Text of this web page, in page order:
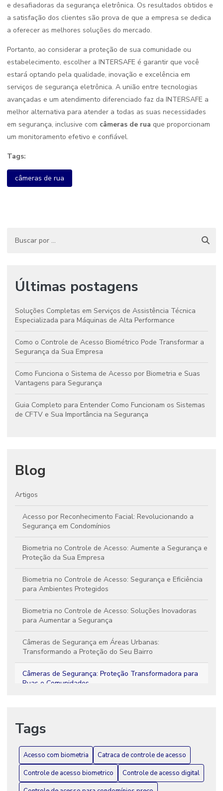
e desafiadoras da segurança eletrônica. Os resultados obtidos e
a satisfação dos clientes são prova de que a empresa se dedica
a oferecer as melhores soluções do mercado.
Portanto, ao considerar a proteção de sua comunidade ou
estabelecimento, escolher a INTERSAFE é garantir que você
estará optando pela qualidade, inovação e excelência em
serviços de segurança eletrônica. A união entre tecnologias
avançadas e um atendimento diferenciado faz da INTERSAFE a
melhor alternativa para atender a todas as suas necessidades
em segurança, inclusive com câmeras de rua que proporcionam
um monitoramento efetivo e confiável.
Tags:
câmeras de rua
Últimas postagens
Soluções Completas em Serviços de Assistência Técnica
Especializada para Máquinas de Alta Performance
Como o Controle de Acesso Biométrico Pode Transformar a
Segurança da Sua Empresa
Como Funciona o Sistema de Acesso por Biometria e Suas
Vantagens para Segurança
Guia Completo para Entender Como Funcionam os Sistemas
de CFTV e Sua Importância na Segurança
Blog
Artigos
Acesso por Reconhecimento Facial: Revolucionando a
Segurança em Condomínios
Biometria no Controle de Acesso: Aumente a Segurança e
Proteção da Sua Empresa
Biometria no Controle de Acesso: Segurança e Eficiência
para Ambientes Protegidos
Biometria no Controle de Acesso: Soluções Inovadoras
para Aumentar a Segurança
Câmeras de Segurança em Áreas Urbanas:
Transformando a Proteção do Seu Bairro
Câmeras de Segurança: Proteção Transformadora para
Ruas e Comunidades
Catraca de Controle de Acesso: Transforme a Segurança
do Seu Espaço
Como Funciona o Sistema de Acesso por Biometria e Suas
Vantagens para Segurança
Tags
Acesso com biometria
Catraca de controle de acesso
Controle de acesso biometrico
Controle de acesso digital